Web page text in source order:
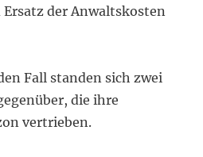
Ersatz der Anwaltskosten
Fall standen sich zwei
die ihre
vertrieben.